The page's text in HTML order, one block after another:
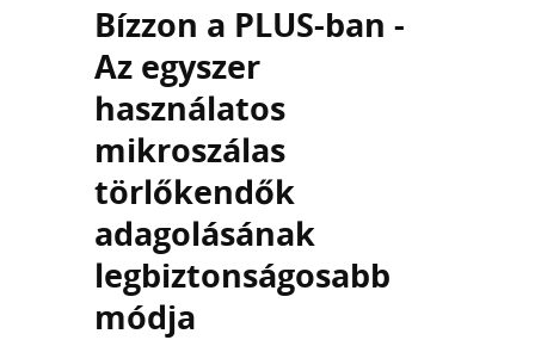
Bízzon a PLUS-ban -
Az egyszer
használatos
mikroszálas
törlőkendők
adagolásának
legbiztonságosabb
módja